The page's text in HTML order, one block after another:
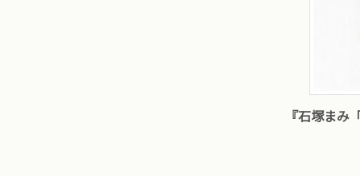
『石塚ま